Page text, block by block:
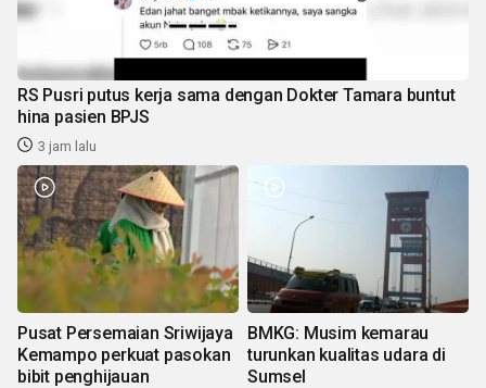
RS Pusri putus kerja sama dengan Dokter Tamara buntut
hina pasien BPJS
3 jam lalu
Pusat Persemaian Sriwijaya
Kemampo perkuat pasokan
bibit penghijauan
BMKG: Musim kemarau
turunkan kualitas udara di
Sumsel